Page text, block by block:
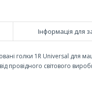
Інформація для
голки 1R Universal для
провідного світового